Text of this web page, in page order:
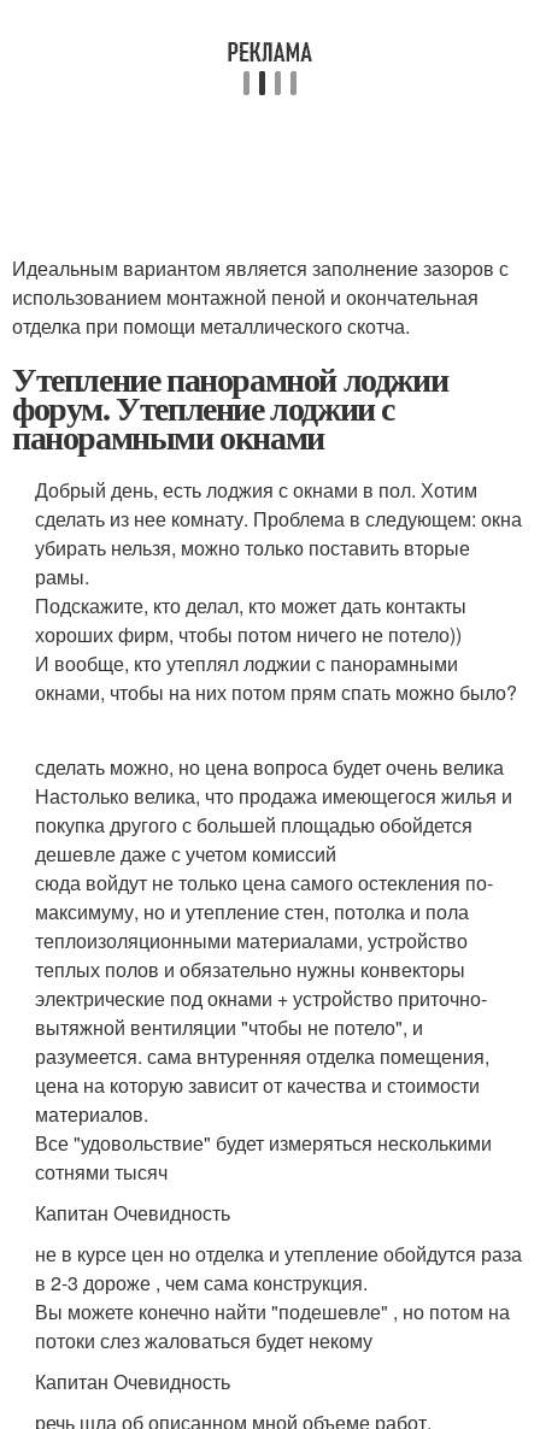
Идеальным вариантом является заполнение зазоров с
использованием монтажной пеной и окончательная
отделка при помощи металлического скотча.
Утепление панорамной лоджии
форум. Утепление лоджии с
панорамными окнами
Добрый день, есть лоджия с окнами в пол. Хотим
сделать из нее комнату. Проблема в следующем: окна
убирать нельзя, можно только поставить вторые
рамы.
Подскажите, кто делал, кто может дать контакты
хороших фирм, чтобы потом ничего не потело))
И вообще, кто утеплял лоджии с панорамными
окнами, чтобы на них потом прям спать можно было?
сделать можно, но цена вопроса будет очень велика
Настолько велика, что продажа имеющегося жилья и
покупка другого с большей площадью обойдется
дешевле даже с учетом комиссий
сюда войдут не только цена самого остекления по-
максимуму, но и утепление стен, потолка и пола
теплоизоляционными материалами, устройство
теплых полов и обязательно нужны конвекторы
электрические под окнами + устройство приточно-
вытяжной вентиляции "чтобы не потело", и
разумеется. сама внтуренняя отделка помещения,
цена на которую зависит от качества и стоимости
материалов.
Все "удовольствие" будет измеряться несколькими
сотнями тысяч
Капитан Очевидность
не в курсе цен но отделка и утепление обойдутся раза
в 2-3 дороже , чем сама конструкция.
Вы можете конечно найти "подешевле" , но потом на
потоки слез жаловаться будет некому
Капитан Очевидность
речь шла об описанном мной объеме работ.